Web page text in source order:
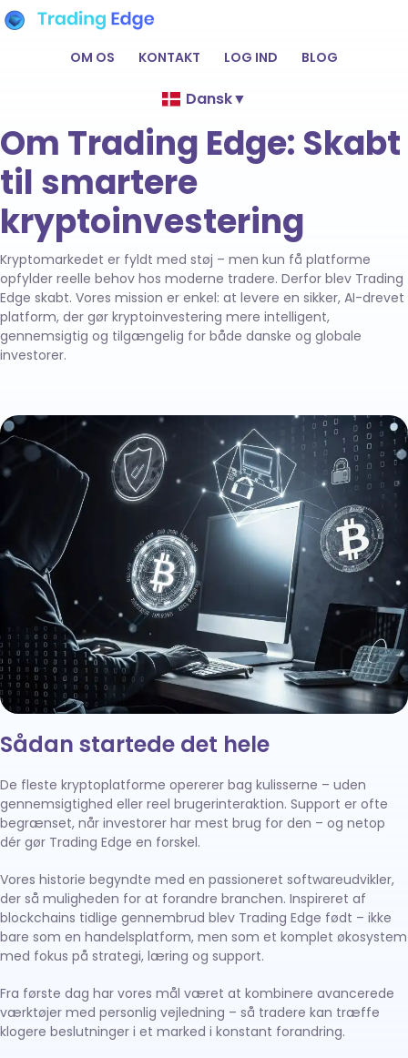
OM OS KONTAKT LOG IND BLOG
Dansk▼
Om Trading Edge: Skabt
til smartere
kryptoinvestering
Kryptomarkedet er fyldt med støj – men kun få platforme
opfylder reelle behov hos moderne tradere. Derfor blev Trading
Edge skabt. Vores mission er enkel: at levere en sikker, AI-drevet
platform, der gør kryptoinvestering mere intelligent,
gennemsigtig og tilgængelig for både danske og globale
investorer.
Sådan startede det hele
De fleste kryptoplatforme opererer bag kulisserne – uden
gennemsigtighed eller reel brugerinteraktion. Support er ofte
begrænset, når investorer har mest brug for den – og netop
dér gør Trading Edge en forskel.
Vores historie begyndte med en passioneret softwareudvikler,
der så muligheden for at forandre branchen. Inspireret af
blockchains tidlige gennembrud blev Trading Edge født – ikke
bare som en handelsplatform, men som et komplet økosystem
med fokus på strategi, læring og support.
Fra første dag har vores mål været at kombinere avancerede
værktøjer med personlig vejledning – så tradere kan træffe
klogere beslutninger i et marked i konstant forandring.